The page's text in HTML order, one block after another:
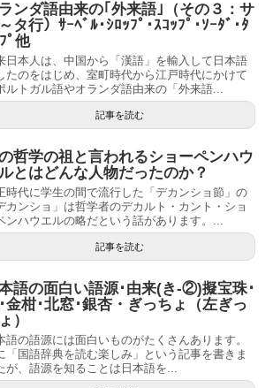
ンダ語由来の｢外来語｣（その３：サ
タ行）ｻｰﾍﾞﾙ･ｼﾛｯﾌﾟ･ｽｺｯﾌﾟ･ｿｰﾀﾞ･ﾀ
ﾟ他
日本人は、中国から「漢語」を輸入して日本語
たのをはじめ、室町時代から江戸時代にかけて
ルトガル語やオランダ語由来の「外来語...
記事を読む
哲学の祖と言われるショーペンハウ
とはどんな人物だったのか？
時代に学生の間で流行した「デカンショ節」の
カンショ」は哲学者のデカルト・カント・ショ
ンハウエルの略だという話があります。...
記事を読む
語の面白い語源･由来(き-②)擬宝珠･
金柑･北窓･銀杏・ぎっちょ（左ぎっ
）
語の語源には面白いものがたくさんあります。
「国語辞典を読む楽しみ」という記事を書きま
が、語源を知ることは日本語を...